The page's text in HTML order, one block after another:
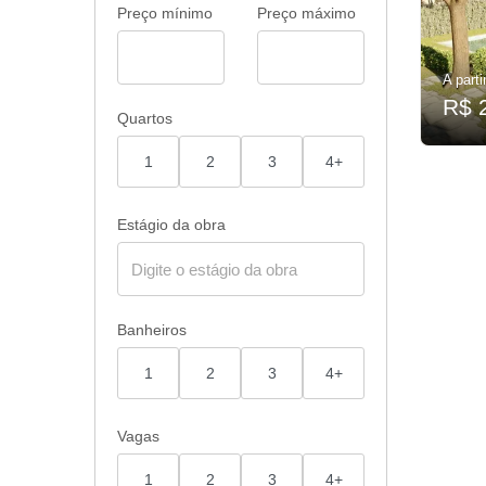
Preço mínimo Preço máximo
Quartos
1 2 3 4+
Estágio da obra
Banheiros
1 2 3 4+
Vagas
1 2 3 4+
A
R$